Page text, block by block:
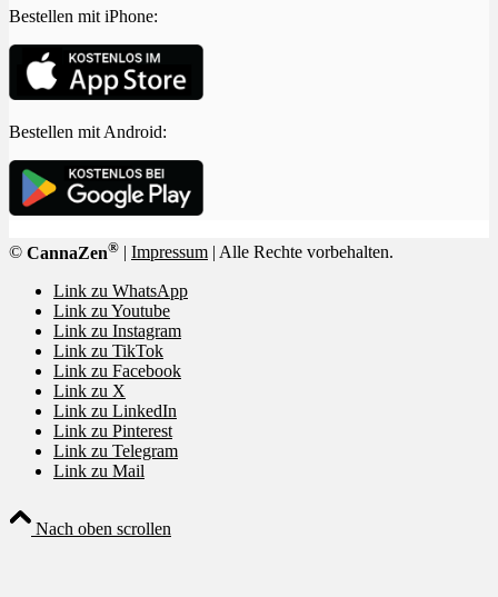
Bestellen mit iPhone:
Bestellen mit Android:
© CannaZen® Impressum | Alle Rechte vorbehalten.
Link zu WhatsApp
Link zu Youtube
Link zu Instagram
Link zu TikTok
Link zu Facebook
Link zu X
Link zu LinkedIn
Link zu Pinterest
Link zu Telegram
Link zu Mail
Nach oben scrollen